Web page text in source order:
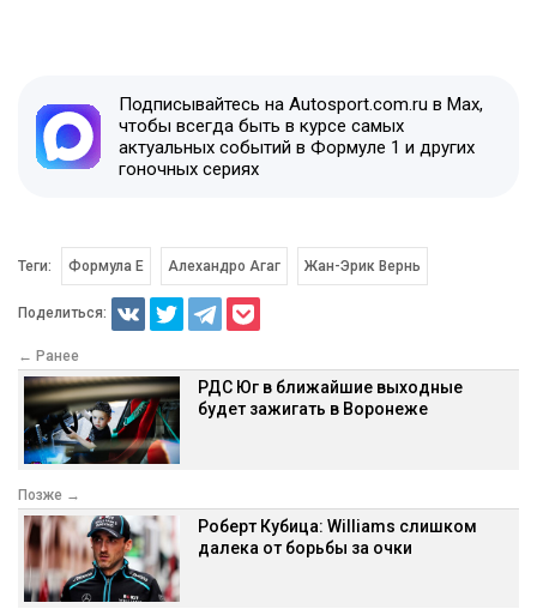
Подписывайтесь на Autosport.com.ru в Max,
чтобы всегда быть в курсе самых
актуальных событий в Формуле 1 и других
гоночных сериях
Теги: Формула E Алехандро Агаг Жан-Эрик Вернь
Поделиться:
← Ранее
РДС Юг в ближайшие выходные
будет зажигать в Воронеже
Позже →
Роберт Кубица: Williams слишком
далека от борьбы за очки